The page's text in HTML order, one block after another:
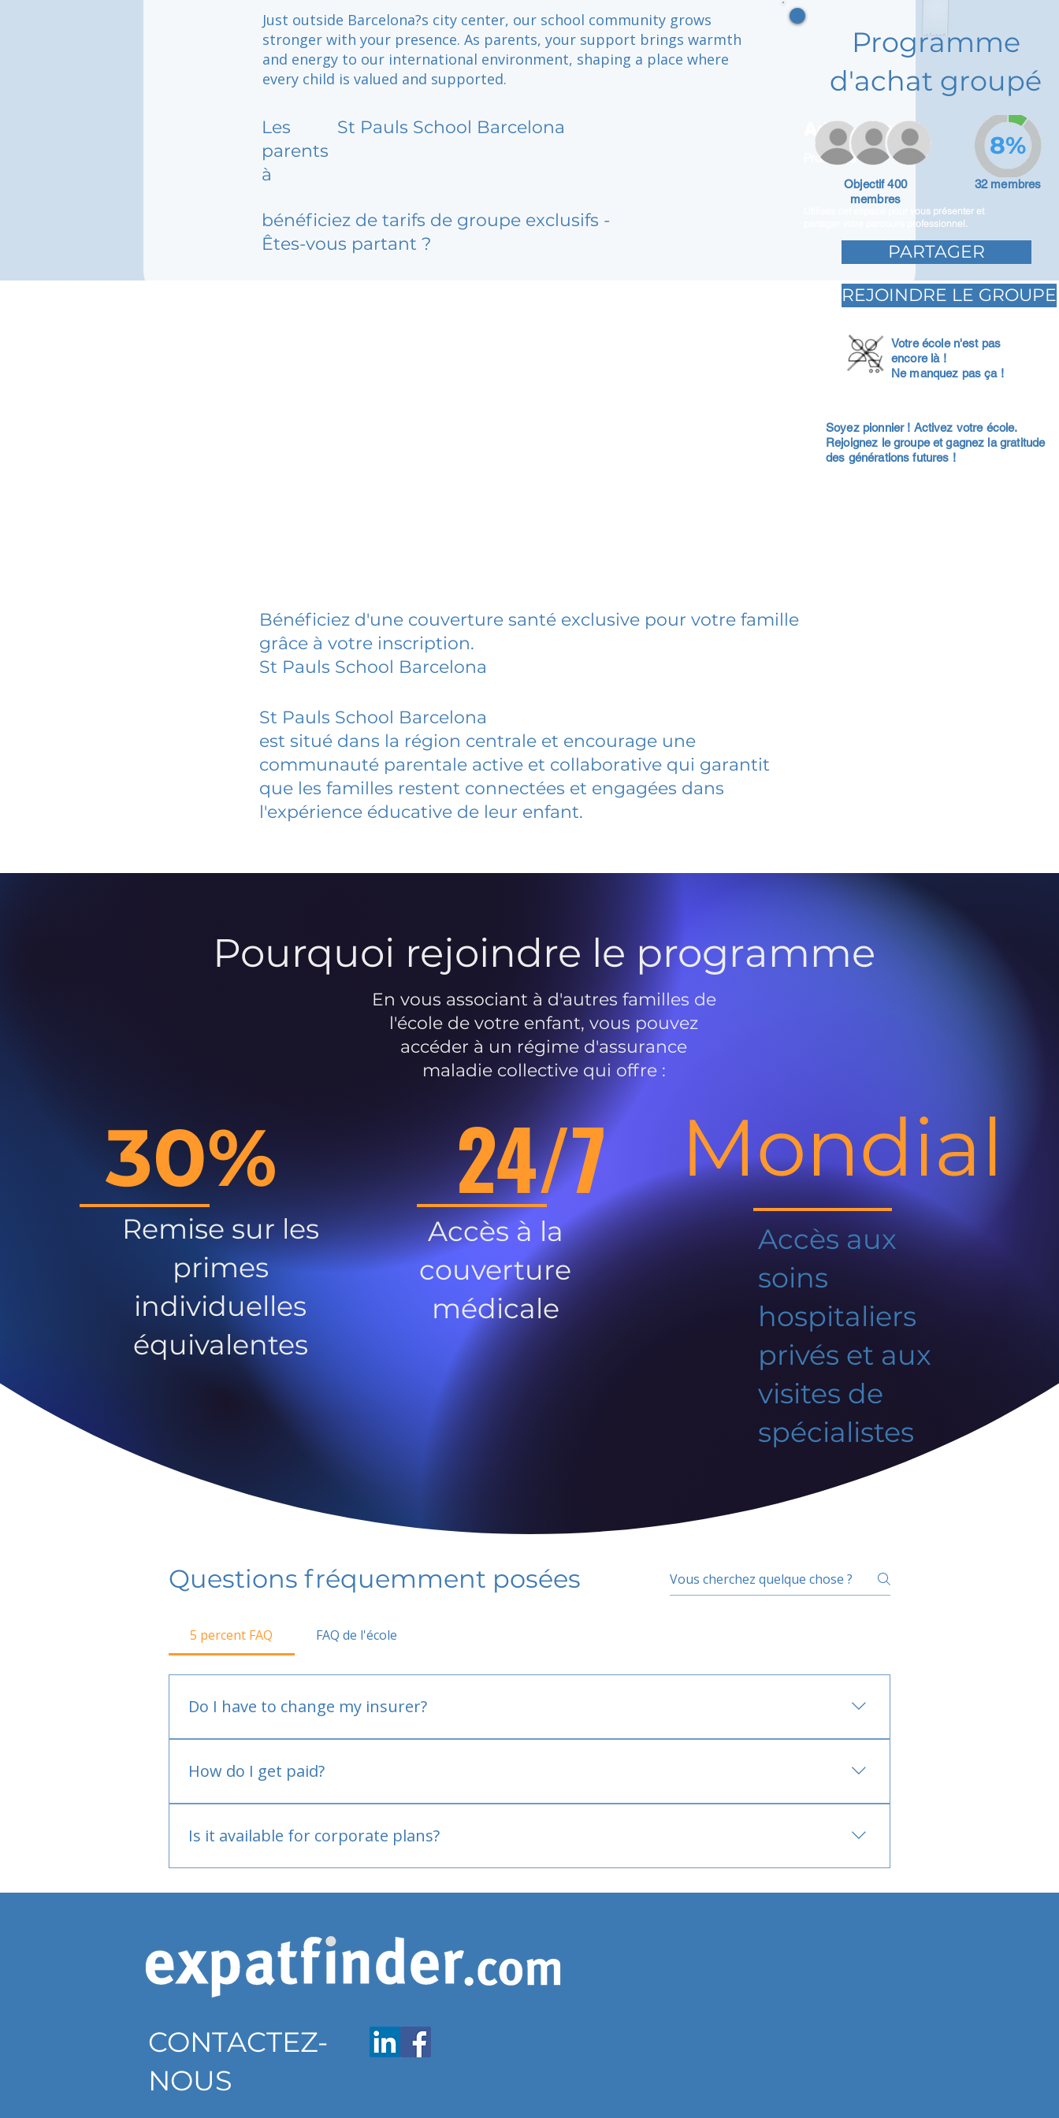
Just outside Barcelona?s city center, our school community grows
stronger with your presence. As parents, your support brings warmth
and energy to our international environment, shaping a place where
every child is valued and supported.
Les
parents
à
St Pauls School Barcelona
bénéficiez de tarifs de groupe exclusifs -
Êtes-vous partant ?
Adam Caar
Promoteur
Utilisez cet espace pour vous présenter et
partager votre parcours professionnel.
Programme
d'achat groupé
Objectif 400
membres
32 membres
8%
PARTAGER
REJOINDRE LE GROUPE
Votre école n'est pas
encore là !
Ne manquez pas ça !
Soyez pionnier ! Activez votre école.
Rejoignez le groupe et gagnez la gratitude
des générations futures !
Bénéficiez d'une couverture santé exclusive pour votre famille
grâce à votre inscription.
St Pauls School Barcelona
St Pauls School Barcelona
est situé dans la région centrale et encourage une
communauté parentale active et collaborative qui garantit
que les familles restent connectées et engagées dans
l'expérience éducative de leur enfant.
Pourquoi rejoindre le programme
En vous associant à d'autres familles de
l'école de votre enfant, vous pouvez
accéder à un régime d'assurance
maladie collective qui offre :
30%
Remise sur les
primes
individuelles
équivalentes
24/7
Accès à la
couverture
médicale
Mondial
Accès aux
soins
hospitaliers
privés et aux
visites de
spécialistes
Questions fréquemment posées
5 percent FAQ FAQ de l'école
Do I have to change my insurer?
How do I get paid?
Is it available for corporate plans?
CONTACTEZ-
NOUS